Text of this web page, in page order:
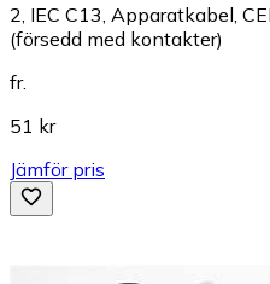
2, IEC C13, Apparatkabel,
(försedd med kontakter)
fr.
51 kr
Jämför pris